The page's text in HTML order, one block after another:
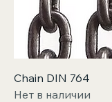
Chain DIN 764
Нет в наличии